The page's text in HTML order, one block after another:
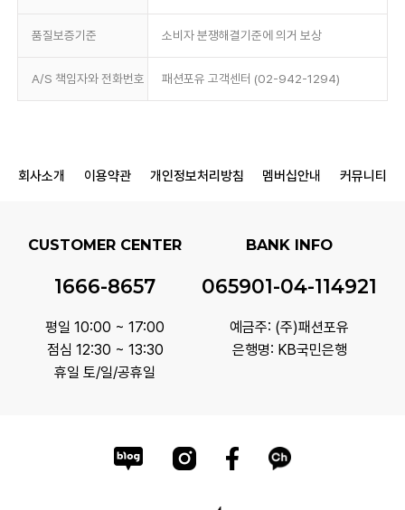
품질보증기준 소비자 분쟁해결기준에 의거 보상
A/S 책임자와 전화번호 패션포유 고객센터 (02-942-1294)
회사소개 이용약관 개인정보처리방침 멤버십안내 커뮤니티
CUSTOMER CENTER
1666-8657
평일 10:00 ~ 17:00
점심 12:30 ~ 13:30
휴일 토/일/공휴일
BANK INFO
065901-04-114921
예금주: (주)패션포유
은행명: KB국민은행